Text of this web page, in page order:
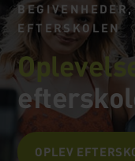
EFTERSKOLEN
OPLEV